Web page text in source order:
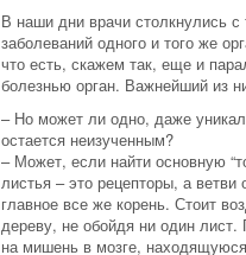
В наши дни врачи столкнулись с
заболеваний одного и того же
что есть, скажем так, еще и
болезнью орган. Важнейший из
– Но может ли одно, даже
остается неизученным?
– Может, если найти основную
листья – это рецепторы, а
главное все же корень. Стоит
дереву, не обойдя ни один
на мишень в мозге,